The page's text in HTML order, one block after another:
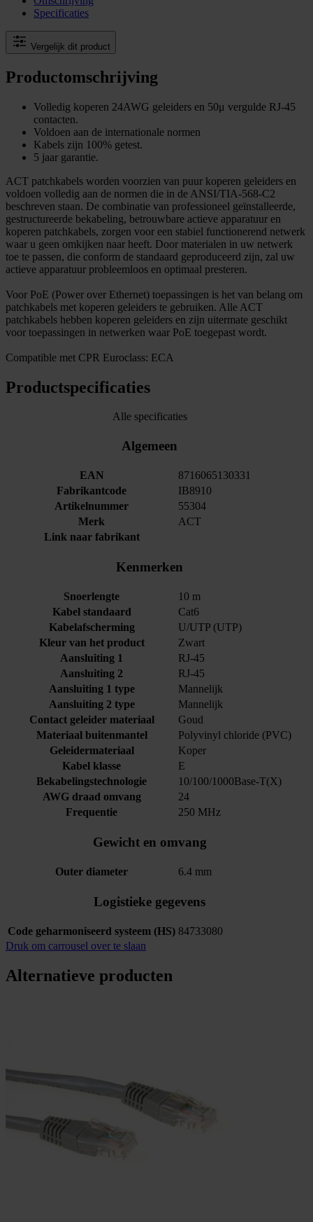
Specificaties
Vergelijk dit product
Productomschrijving
Volledig koperen 24AWG geleiders en 50μ vergulde RJ-45
contacten.
Voldoen aan de internationale normen
Kabels zijn 100% getest.
5 jaar garantie.
ACT patchkabels worden voorzien van puur koperen geleiders en
voldoen volledig aan de normen die in de ANSI/TIA-568-C2
beschreven staan. De combinatie van professioneel geïnstalleerde,
gestructureerde bekabeling, betrouwbare actieve apparatuur en
koperen patchkabels, zorgen voor een stabiel functionerend netwerk
waar u geen omkijken naar heeft. Door materialen in uw netwerk
toe te passen, die conform de standaard geproduceerd zijn, zal uw
actieve apparatuur probleemloos en optimaal presteren.
Voor PoE (Power over Ethernet) toepassingen is het van belang om
patchkabels met koperen geleiders te gebruiken. Alle ACT
patchkabels hebben koperen geleiders en zijn uitermate geschikt
voor toepassingen in netwerken waar PoE toegepast wordt.
Compatible met CPR Euroclass: ECA
Productspecificaties
Alle specificaties
Algemeen
EAN
8716065130331
Fabrikantcode
IB8910
Artikelnummer
55304
Merk
ACT
Link naar fabrikant
Kenmerken
Snoerlengte
10 m
Kabel standaard
Cat6
Kabelafscherming
U/UTP (UTP)
Kleur van het product
Zwart
Aansluiting 1
RJ-45
Aansluiting 2
RJ-45
Aansluiting 1 type
Mannelijk
Aansluiting 2 type
Mannelijk
Contact geleider materiaal
Goud
Materiaal buitenmantel
Polyvinyl chloride (PVC)
Geleidermateriaal
Koper
Kabel klasse
E
Bekabelingstechnologie
10/100/1000Base-T(X)
AWG draad omvang
24
Frequentie
250 MHz
Gewicht en omvang
Outer diameter 6.4 mm
Logistieke gegevens
Code geharmoniseerd systeem (HS) 84733080
Druk om carrousel over te slaan
Alternatieve producten